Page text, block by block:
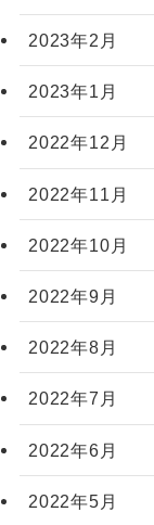
2023年2月
2023年1月
2022年12月
2022年11月
2022年10月
2022年9月
2022年8月
2022年7月
2022年6月
2022年5月